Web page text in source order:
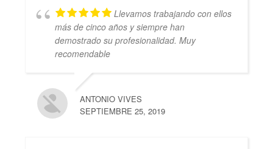
Llevamos trabajando con ellos
más de cinco años y siempre han
demostrado su profesionalidad. Muy
recomendable
ANTONIO VIVES
SEPTIEMBRE 25, 2019